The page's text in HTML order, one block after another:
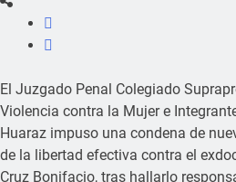
El Juzgado Penal Colegiado
Violencia contra la Mujer e
Huaraz impuso una condena de
de la libertad efectiva contra el
Cruz Bonifacio, tras hallarlo